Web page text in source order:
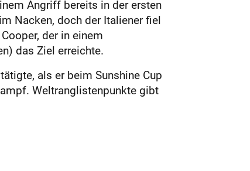
Angriff bereits in der ersten
Nacken, doch der Italiener fiel
der in einem
das Ziel erreichte.
als er beim Sunshine Cup
Weltranglistenpunkte gibt